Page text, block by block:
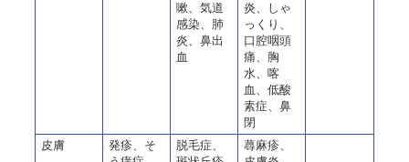
嗽、気道
感染、肺
炎、鼻出
血
炎、しゃ
っくり、
口腔咽頭
痛、胸
水、喀
血、低酸
素症、鼻
閉
皮膚
発疹、そ
脱毛症、
蕁麻疹、